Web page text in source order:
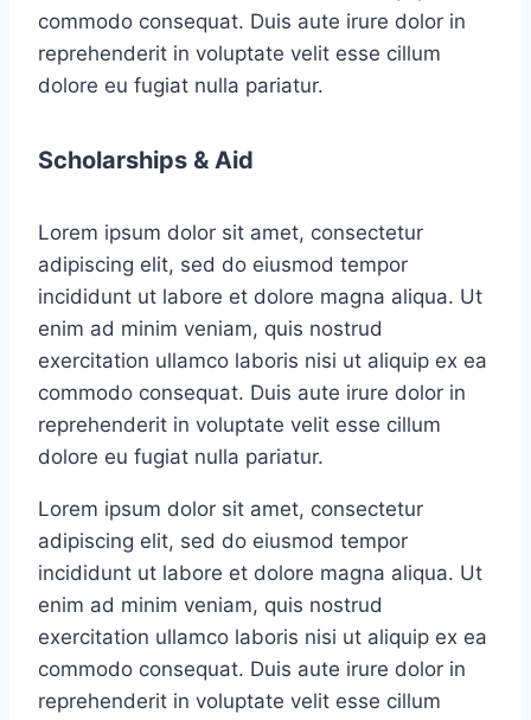
commodo consequat. Duis aute irure dolor in
reprehenderit in voluptate velit esse cillum
dolore eu fugiat nulla pariatur.
Scholarships & Aid
Lorem ipsum dolor sit amet, consectetur
adipiscing elit, sed do eiusmod tempor
incididunt ut labore et dolore magna aliqua. Ut
enim ad minim veniam, quis nostrud
exercitation ullamco laboris nisi ut aliquip ex ea
commodo consequat. Duis aute irure dolor in
reprehenderit in voluptate velit esse cillum
dolore eu fugiat nulla pariatur.
Lorem ipsum dolor sit amet, consectetur
adipiscing elit, sed do eiusmod tempor
incididunt ut labore et dolore magna aliqua. Ut
enim ad minim veniam, quis nostrud
exercitation ullamco laboris nisi ut aliquip ex ea
commodo consequat. Duis aute irure dolor in
reprehenderit in voluptate velit esse cillum